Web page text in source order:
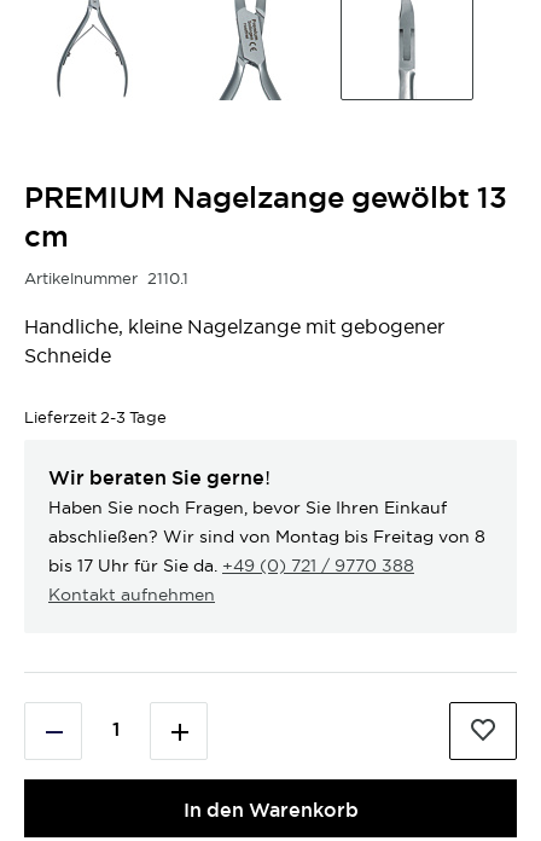
PREMIUM Nagelzange gewölbt 13
cm
Artikelnummer 2110.1
Handliche, kleine Nagelzange mit gebogener
Schneide
Lieferzeit 2-3 Tage
Wir beraten Sie gerne!
Haben Sie noch Fragen, bevor Sie Ihren Einkauf
abschließen? Wir sind von Montag bis Freitag von 8
bis 17 Uhr für Sie da. +49 (0) 721 / 9770 388
Kontakt aufnehmen
In den Warenkorb